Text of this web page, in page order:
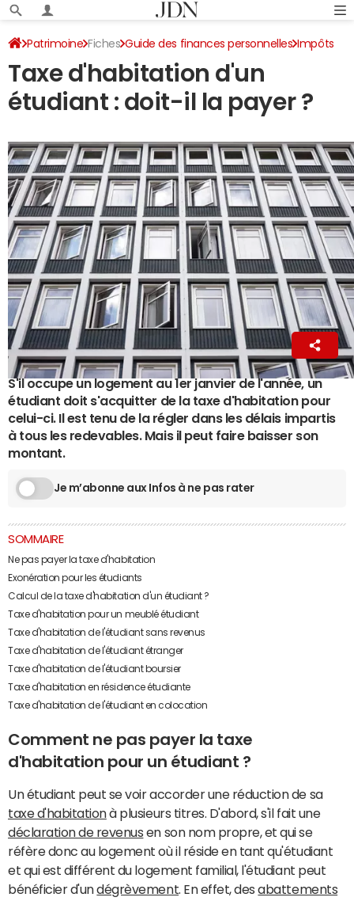
Patrimoine Fiches Guide des finances personnelles Impôts
Impôts locaux
Taxe d'habitation d'un
étudiant : doit-il la payer ?
La Rédaction
20 juillet 2021 18:43
S'il occupe un logement au 1er janvier de l'année, un
étudiant doit s'acquitter de la taxe d'habitation pour
celui-ci. Il est tenu de la régler dans les délais impartis
à tous les redevables. Mais il peut faire baisser son
montant.
Je m’abonne aux Infos à ne pas rater
SOMMAIRE
Ne pas payer la taxe d'habitation
Exonération pour les étudiants
Calcul de la taxe d'habitation d'un étudiant ?
Taxe d'habitation pour un meublé étudiant
Taxe d'habitation de l'étudiant sans revenus
Taxe d'habitation de l'étudiant étranger
Taxe d'habitation de l'étudiant boursier
Taxe d'habitation en résidence étudiante
Taxe d'habitation de l'étudiant en colocation
Comment ne pas payer la taxe
d'habitation pour un étudiant ?
Un étudiant peut se voir accorder une réduction de sa
taxe d'habitationà plusieurs titres. D'abord, s'il fait une
déclaration de revenus en son nom propre, et qui se
réfère donc au logement où il réside en tant qu'étudiant
et qui est différent du logement familial, l'étudiant peut
bénéficier d'undégrèvement . En effet, desabattements